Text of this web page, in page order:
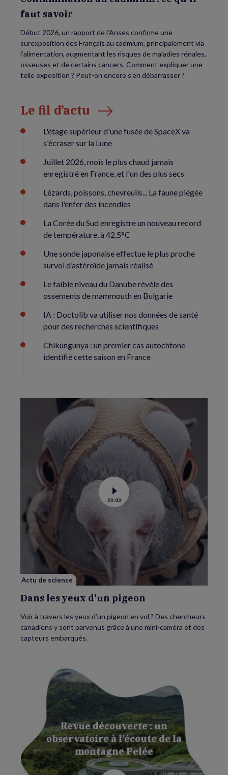
faut savoir
Début 2026, un rapport de l’Anses confirme une
surexposition des Français au cadmium, principalement via
l’alimentation, augmentant les risques de maladies rénales,
osseuses et de certains cancers. Comment expliquer une
telle exposition ? Peut-on encore s’en débarrasser ?
Le fil d’actu
L'étage supérieur d'une fusée de SpaceX va
s'écraser sur la Lune
Juillet 2026, mois le plus chaud jamais
enregistré en France, et l'un des plus secs
Lézards, poissons, chevreuils... La faune piégée
dans l'enfer des incendies
La Corée du Sud enregistre un nouveau record
de température, à 42,5°C
Une sonde japonaise effectue le plus proche
survol d’astéroïde jamais réalisé
Le faible niveau du Danube révèle des
ossements de mammouth en Bulgarie
IA : Doctolib va utiliser nos données de santé
pour des recherches scientifiques
Chikungunya : un premier cas autochtone
identifié cette saison en France
Voir
la
vidéo
01:03
Actu de science
Dans les yeux d’un pigeon
Voir à travers les yeux d’un pigeon en vol ? Des chercheurs
canadiens y sont parvenus grâce à une mini-caméra et des
capteurs embarqués.
Revue découverte : un
observatoire à l’écoute de la
montagne Pelée